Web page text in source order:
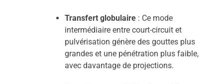
Transfert globulaire : Ce mode
intermédiaire entre court-circuit et
pulvérisation génère des gouttes plus
grandes et une pénétration plus faible,
avec davantage de projections.